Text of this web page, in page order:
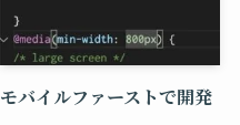
モバイルファーストで開発